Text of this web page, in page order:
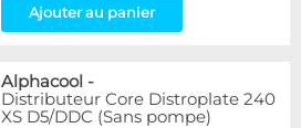
Ajouter au panier
Alphacool -
Distributeur Core Distroplate 240
XS D5/DDC (Sans pompe)